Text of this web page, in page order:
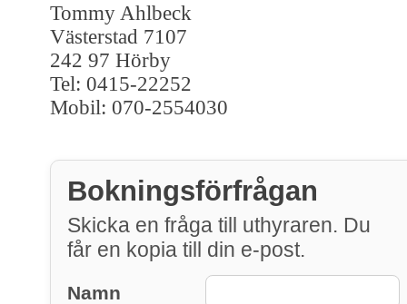
Tommy Ahlbeck
Västerstad 7107
242 97 Hörby
Tel: 0415-22252
Mobil: 070-2554030
Bokningsförfrågan
Skicka en fråga till uthyraren. Du
får en kopia till din e-post.
Namn